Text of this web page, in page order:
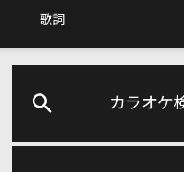
歌詞
カラオケ